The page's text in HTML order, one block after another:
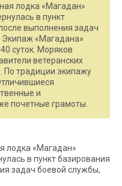
лодка «Магадан»
в пункт
выполнения задач
«Магадана»
суток. Моряков
ветеранских
По традиции экипажу
и
почетные грамоты.
лодка «Магадан»
в пункт базирования
задач боевой службы,